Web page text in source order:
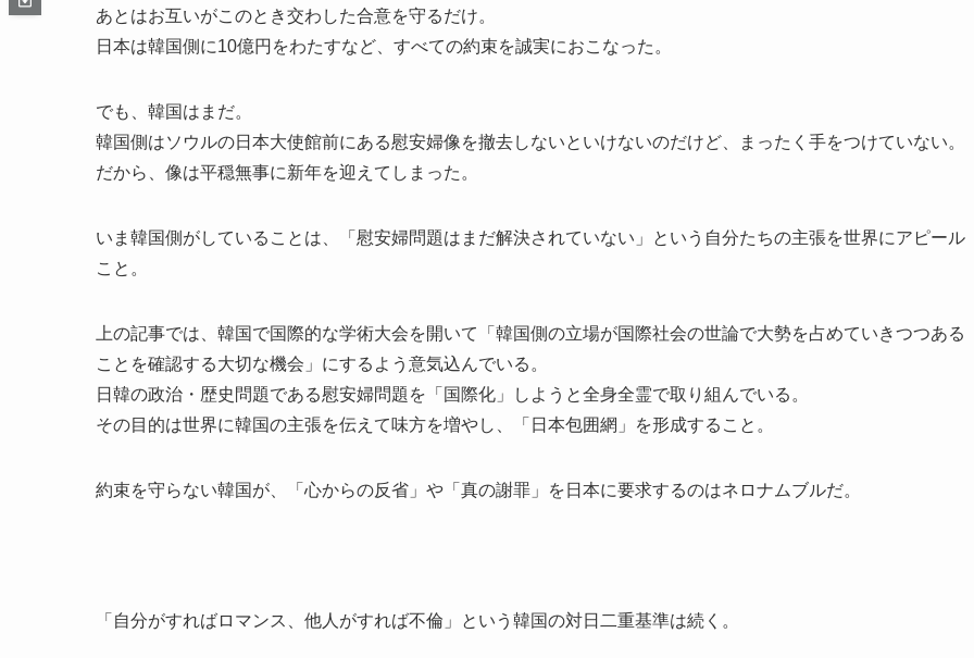
あとはお互いがこのとき交わした合意を守るだけ。
日本は韓国側に10億円をわたすなど、すべての約束を誠実におこなった。
でも、韓国はまだ。
韓国側はソウルの日本大使館前にある慰安婦像を撤去しないといけないのだけど、まったく手をつけていない。
だから、像は平穏無事に新年を迎えてしまった。
いま韓国側がしていることは、「慰安婦問題はまだ解決されていない」という自分たちの主張を世界にアピール
こと。
上の記事では、韓国で国際的な学術大会を開いて「韓国側の立場が国際社会の世論で大勢を占めていきつつある
ことを確認する大切な機会」にするよう意気込んでいる。
日韓の政治・歴史問題である慰安婦問題を「国際化」しようと全身全霊で取り組んでいる。
その目的は世界に韓国の主張を伝えて味方を増やし、「日本包囲網」を形成すること。
約束を守らない韓国が、「心からの反省」や「真の謝罪」を日本に要求するのはネロナムブルだ。
「自分がすればロマンス、他人がすれば不倫」という韓国の対日二重基準は続く。